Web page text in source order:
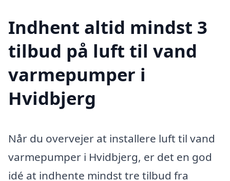
Indhent altid mindst 3
tilbud på luft til vand
varmepumper i
Hvidbjerg
Når du overvejer at installere luft til vand
varmepumper i Hvidbjerg, er det en god
idé at indhente mindst tre tilbud fra